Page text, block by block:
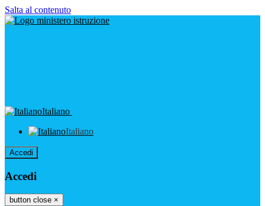
Salta al contenuto
Italiano
Italiano
Accedi
Accedi
button close ×